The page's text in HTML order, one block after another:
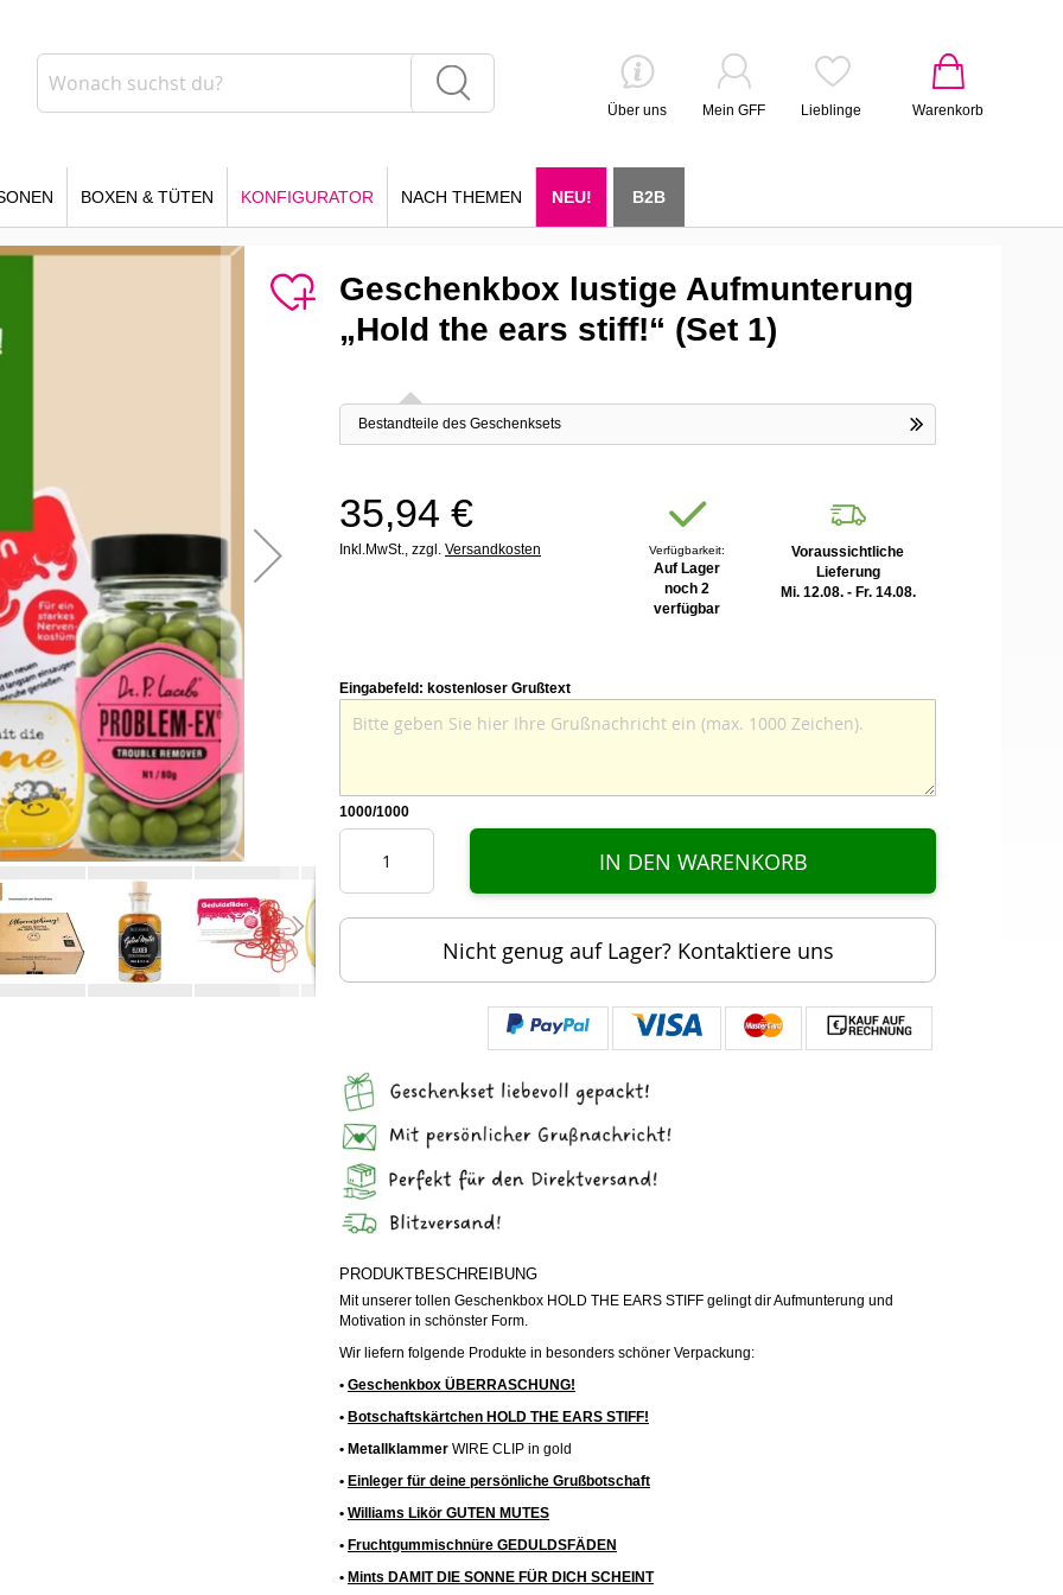
Warenkorb
Über uns Mein GFF Lieblinge
BOXEN & TÜTEN KONFIGURATOR NACH THEMEN NEU! B2B
Geschenkbox lustige Aufmunterung
„Hold the ears stiff!“ (Set 1)
Bestandteile des Geschenksets
35,94 €
Inkl.MwSt., zzgl. Versandkosten Verfügbarkeit:
Auf Lager
noch 2
verfügbar
Voraussichtliche
Lieferung
Mi. 12.08. - Fr. 14.08.
Eingabefeld: kostenloser Grußtext
1000/1000
IN DEN WARENKORB
Nicht genug auf Lager? Kontaktiere uns
PRODUKTBESCHREIBUNG
Mit unserer tollen Geschenkbox HOLD THE EARS STIFF gelingt dir Aufmunterung und
Motivation in schönster Form.
Wir liefern folgende Produkte in besonders schöner Verpackung:
• Geschenkbox ÜBERRASCHUNG!
• Botschaftskärtchen HOLD THE EARS STIFF!
• Metallklammer WIRE CLIP in gold
• Einleger für deine persönliche Grußbotschaft
• Williams Likör GUTEN MUTES
• Fruchtgummischnüre GEDULDSFÄDEN
• Mints DAMIT DIE SONNE FÜR DICH SCHEINT